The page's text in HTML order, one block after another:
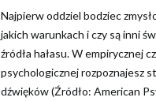
Najpierw oddziel bodziec
jakich warunkach i czy są inni
źródła hałasu. W empirycznej
psychologicznej rozpoznajesz
dźwięków (Źródło: American